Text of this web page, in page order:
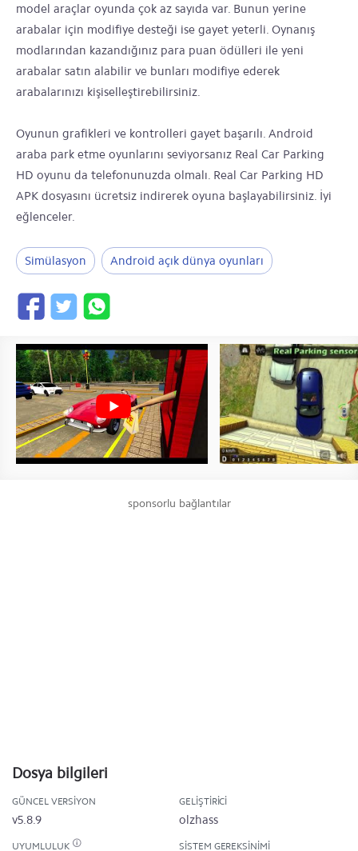
model araçlar oyunda çok az sayıda var. Bunun yerine
arabalar için modifiye desteği ise gayet yeterli. Oynanış
modlarından kazandığınız para puan ödülleri ile yeni
arabalar satın alabilir ve bunları modifiye ederek
arabalarınızı kişiselleştirebilirsiniz.
Oyunun grafikleri ve kontrolleri gayet başarılı. Android
araba park etme oyunlarını seviyorsanız Real Car Parking
HD oyunu da telefonunuzda olmalı. Real Car Parking HD
APK dosyasını ücretsiz indirerek oyuna başlayabilirsiniz. İyi
eğlenceler.
Simülasyon Android açık dünya oyunları
sponsorlu bağlantılar
Dosya bilgileri
GÜNCEL VERSIYON
v5.8.9
GELIŞTIRICI
olzhass
UYUMLULUK SISTEM GEREKSINIMI